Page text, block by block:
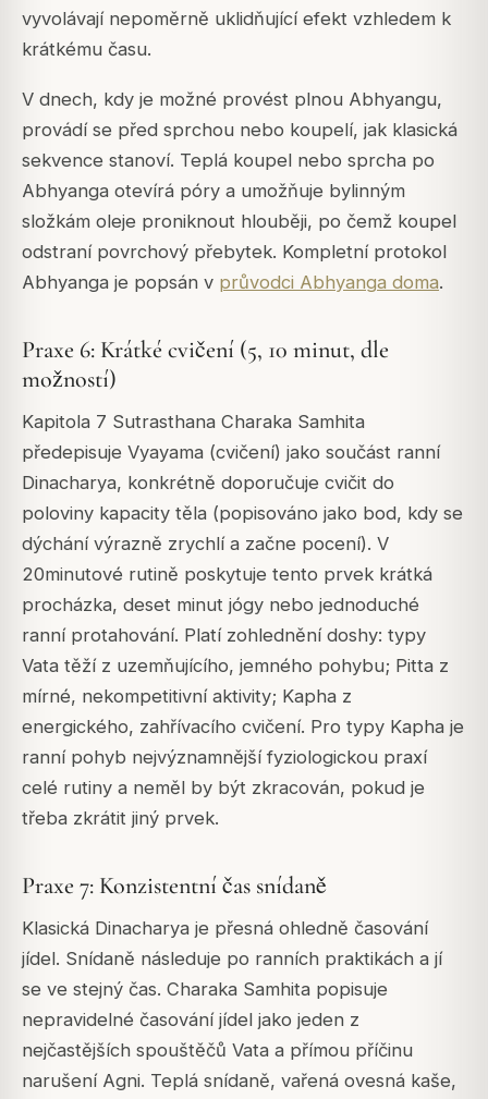
vyvolávají nepoměrně uklidňující efekt vzhledem k
krátkému času.
V dnech, kdy je možné provést plnou Abhyangu,
provádí se před sprchou nebo koupelí, jak klasická
sekvence stanoví. Teplá koupel nebo sprcha po
Abhyanga otevírá póry a umožňuje bylinným
složkám oleje proniknout hlouběji, po čemž koupel
odstraní povrchový přebytek. Kompletní protokol
Abhyanga je popsán v průvodci Abhyanga doma.
Praxe 6: Krátké cvičení (5, 10 minut, dle
možností)
Kapitola 7 Sutrasthana Charaka Samhita
předepisuje Vyayama (cvičení) jako součást ranní
Dinacharya, konkrétně doporučuje cvičit do
poloviny kapacity těla (popisováno jako bod, kdy se
dýchání výrazně zrychlí a začne pocení). V
20minutové rutině poskytuje tento prvek krátká
procházka, deset minut jógy nebo jednoduché
ranní protahování. Platí zohlednění doshy: typy
Vata těží z uzemňujícího, jemného pohybu; Pitta z
mírné, nekompetitivní aktivity; Kapha z
energického, zahřívacího cvičení. Pro typy Kapha je
ranní pohyb nejvýznamnější fyziologickou praxí
celé rutiny a neměl by být zkracován, pokud je
třeba zkrátit jiný prvek.
Praxe 7: Konzistentní čas snídaně
Klasická Dinacharya je přesná ohledně časování
jídel. Snídaně následuje po ranních praktikách a jí
se ve stejný čas. Charaka Samhita popisuje
nepravidelné časování jídel jako jeden z
nejčastějších spouštěčů Vata a přímou příčinu
narušení Agni. Teplá snídaně, vařená ovesná kaše,